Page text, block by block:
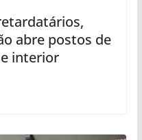
abre postos de
interior